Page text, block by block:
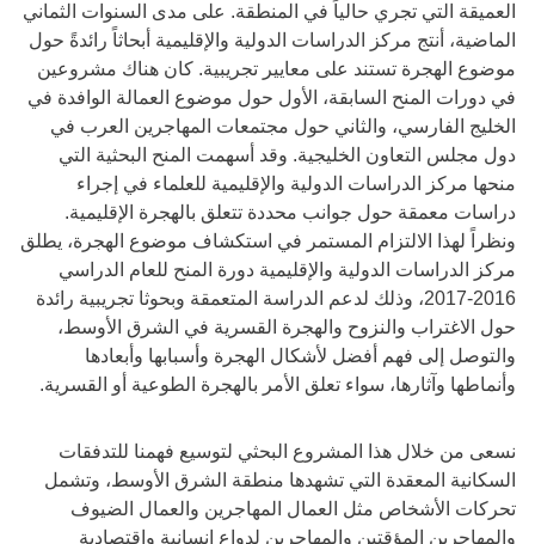
العميقة التي تجري حالياً في المنطقة. على مدى السنوات الثماني
الماضية، أنتج مركز الدراسات الدولية والإقليمية أبحاثاً رائدةً حول
موضوع الهجرة تستند على معايير تجريبية. كان هناك مشروعين
في دورات المنح السابقة، الأول حول موضوع العمالة الوافدة في
الخليج الفارسي، والثاني حول مجتمعات المهاجرين العرب في
دول مجلس التعاون الخليجية. وقد أسهمت المنح البحثية التي
منحها مركز الدراسات الدولية والإقليمية للعلماء في إجراء
دراسات معمقة حول جوانب محددة تتعلق بالهجرة الإقليمية.
ونظراً لهذا الالتزام المستمر في استكشاف موضوع الهجرة، يطلق
مركز الدراسات الدولية والإقليمية دورة المنح للعام الدراسي
2016-2017، وذلك لدعم الدراسة المتعمقة وبحوثا تجريبية رائدة
حول الاغتراب والنزوح والهجرة القسرية في الشرق الأوسط،
والتوصل إلى فهم أفضل لأشكال الهجرة وأسبابها وأبعادها
وأنماطها وآثارها، سواء تعلق الأمر بالهجرة الطوعية أو القسرية.
نسعى من خلال هذا المشروع البحثي لتوسيع فهمنا للتدفقات
السكانية المعقدة التي تشهدها منطقة الشرق الأوسط، وتشمل
تحركات الأشخاص مثل العمال المهاجرين والعمال الضيوف
والمهاجرين المؤقتين والمهاجرين لدواع إنسانية واقتصادية